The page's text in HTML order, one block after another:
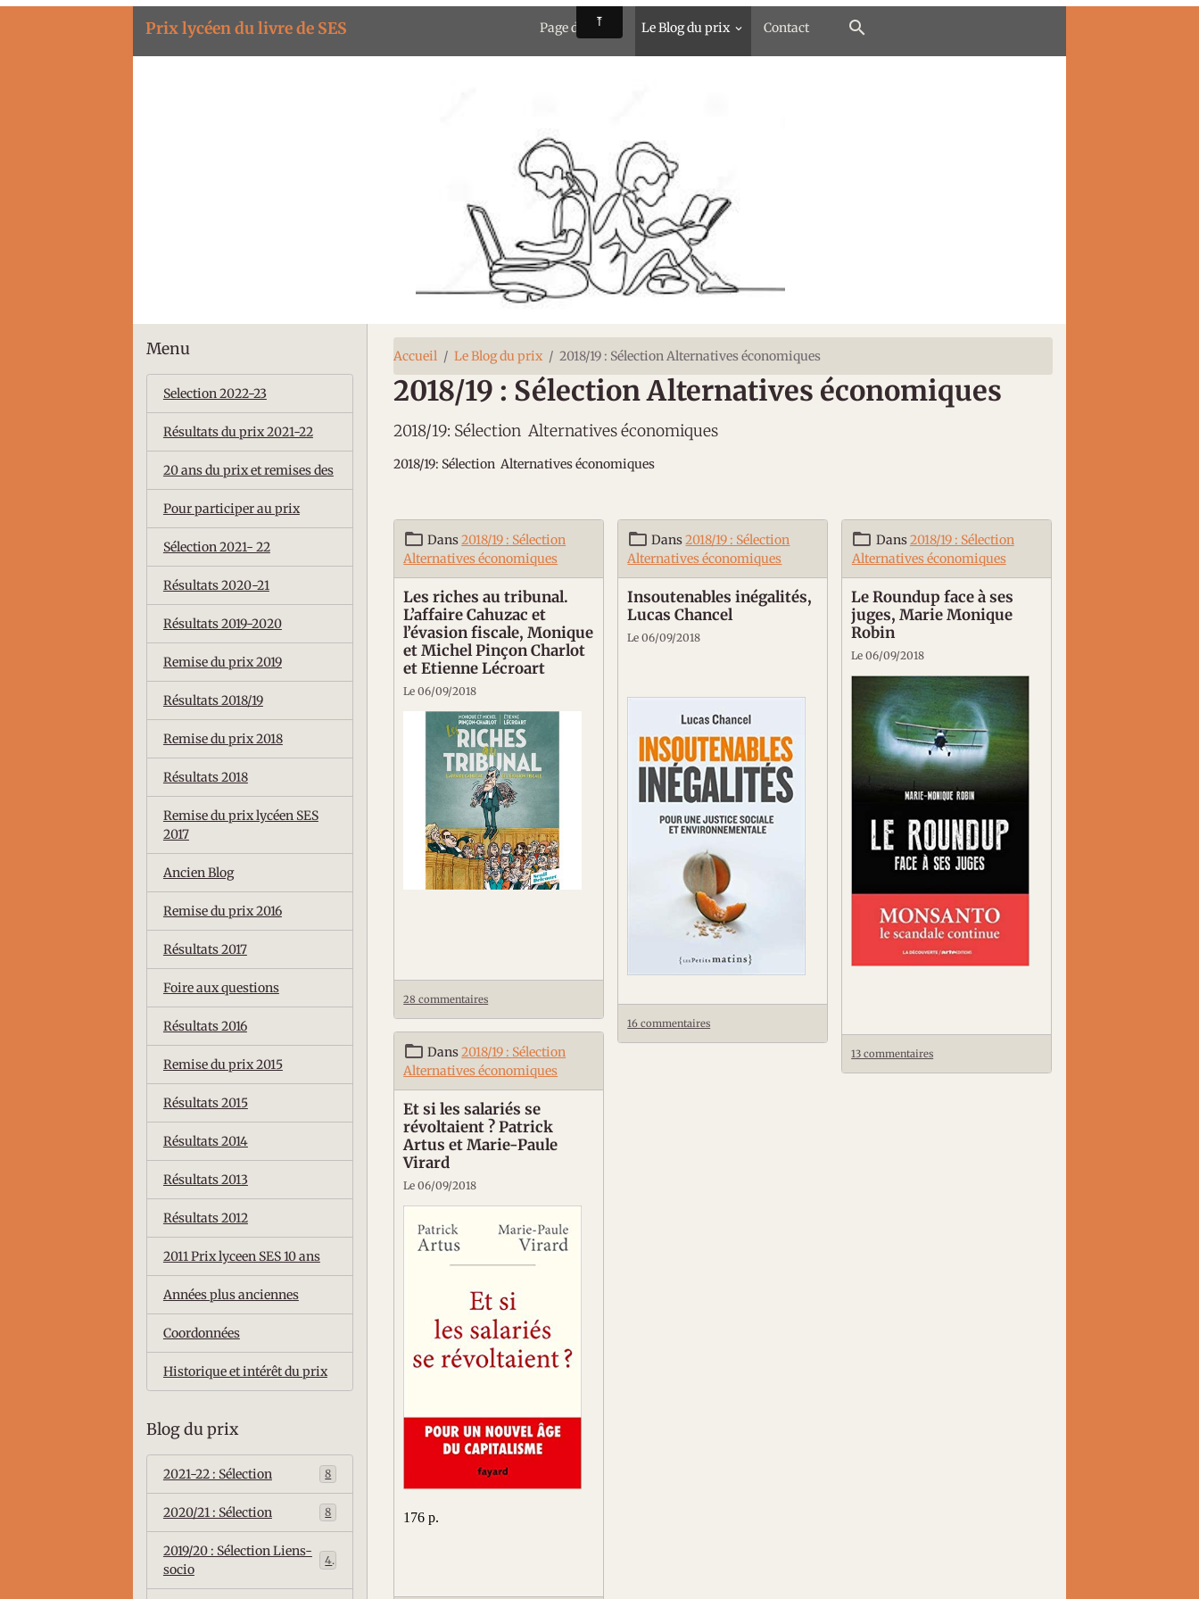
Prix lycéen du livre de SES Page d'accueil Le Blog du prix Contact
Accueil Le Blog du prix 2018/19 : Sélection Alternatives économiques
2018/19 : Sélection Alternatives économiques
2018/19: Sélection Alternatives économiques
2018/19: Sélection Alternatives économiques
Dans2018/19 : Sélection
Alternatives économiques
Les riches au tribunal.
L’affaire Cahuzac et
l’évasion fiscale, Monique
et Michel Pinçon Charlot
et Etienne Lécroart
Le 06/09/2018
28 commentaires
Dans2018/19 : Sélection
Alternatives économiques
Insoutenables inégalités,
Lucas Chancel
Le 06/09/2018
16 commentaires
Dans2018/19 : Sélection
Alternatives économiques
Le Roundup face à ses
juges, Marie Monique
Robin
Le 06/09/2018
13 commentaires
Dans2018/19 : Sélection
Alternatives économiques
Et si les salariés se
révoltaient ? Patrick
Artus et Marie-Paule
Virard
Le 06/09/2018
176 p.
Menu
Selection 2022-23
Résultats du prix 2021-22
20 ans du prix et remises des
Pour participer au prix
Sélection 2021- 22
Résultats 2020-21
Résultats 2019-2020
Remise du prix 2019
Résultats 2018/19
Remise du prix 2018
Résultats 2018
Remise du prix lycéen SES
2017
Ancien Blog
Remise du prix 2016
Résultats 2017
Foire aux questions
Résultats 2016
Remise du prix 2015
Résultats 2015
Résultats 2014
Résultats 2013
Résultats 2012
2011 Prix lyceen SES 10 ans
Années plus anciennes
Coordonnées
Historique et intérêt du prix
Blog du prix
2021-22 : Sélection 8
2020/21 : Sélection 8
2019/20 : Sélection Liens-
socio
4